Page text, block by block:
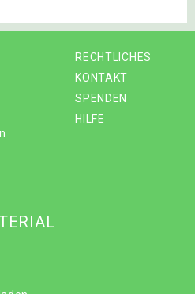
RECHTLICHES
KONTAKT
SPENDEN
HILFE